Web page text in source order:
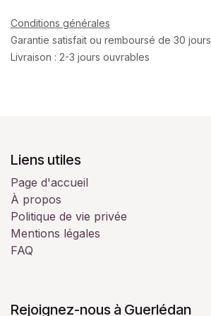
Conditions générales
Garantie satisfait ou remboursé de 30 jours
Livraison : 2-3 jours ouvrables
Liens utiles
Page d'accueil
À propos
Politique de vie privée
Mentions légales
FAQ
Rejoignez-nous à Guerlédan